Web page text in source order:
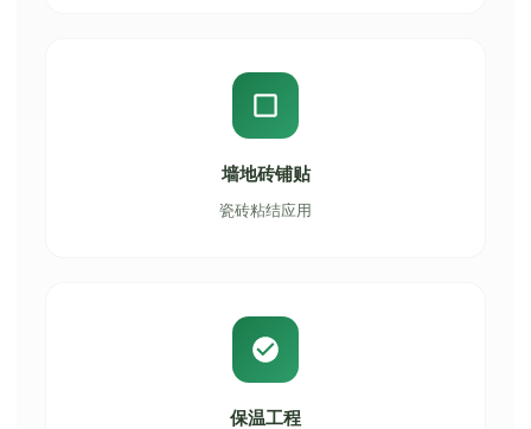
墙地砖铺贴
瓷砖粘结应用
保温工程